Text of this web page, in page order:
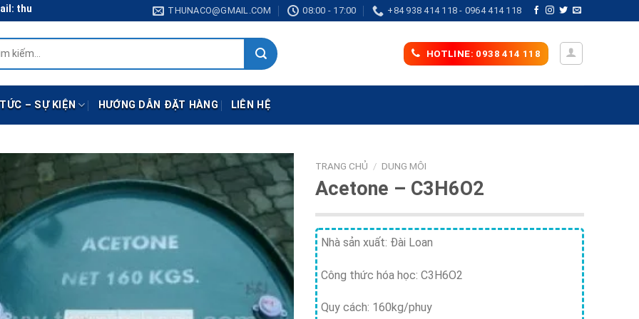
THUNACO@GMAIL.COM 08:00 - 17:00 +84 938 414 118 - 0964 414 118
HOTLINE: 0938 414 118
– SỰ KIỆN HƯỚNG DẪN ĐẶT HÀNG LIÊN HỆ
TRANG CHỦ / DUNG MÔI
Acetone – C3H6O2
Nhà sản xuất: Đài Loan
Công thức hóa học: C3H6O2
Quy cách: 160kg/phuy